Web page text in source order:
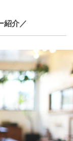
紹介／